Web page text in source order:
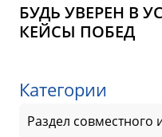
БУДЬ УВЕРЕН В
КЕЙСЫ ПОБЕД
Категории
Раздел совместного